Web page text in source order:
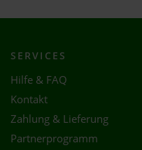
SERVICES
Hilfe & FAQ
Kontakt
Zahlung & Lieferung
Partnerprogramm